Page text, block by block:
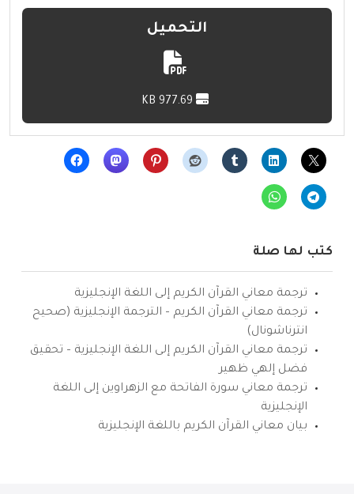
التحميل
كتب لها صلة
ترجمة معاني القرآن الكريم إلى اللغة الإنجليزية
ترجمة معاني القرآن الكريم – الترجمة الإنجليزية (صحيح
انترناشونال)
ترجمة معاني القرآن الكريم إلى اللغة الإنجليزية – تحقيق
فضل إلهي ظهير
ترجمة معاني سورة الفاتحة مع الزهراوين إلى اللغة
الإنجليزية
بيان معاني القرآن الكريم باللغة الإنجليزية